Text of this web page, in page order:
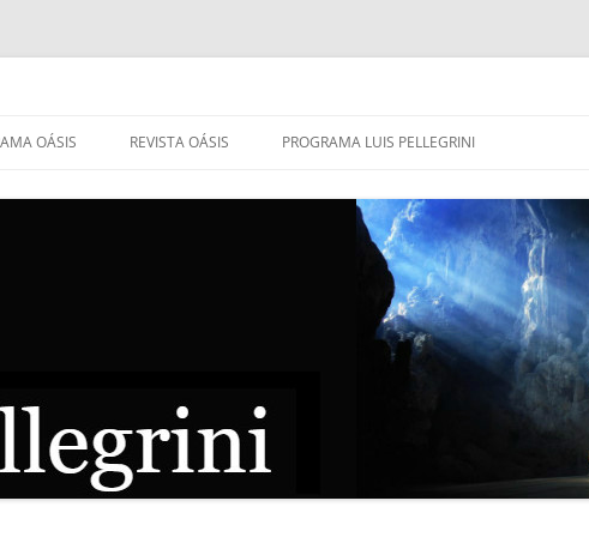
OÁSIS REVISTA OÁSIS PROGRAMA LUIS PELLEGRINI